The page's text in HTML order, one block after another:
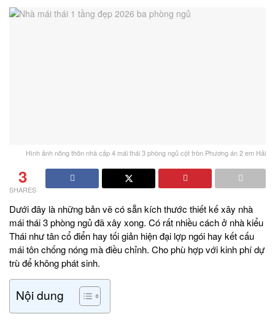
Hình ảnh nông thôn nhà cấp 4 mái thái 3 phòng ngủ cột tròn Phương án 2 em Hải
3
SHARES
Dưới đây là những bản vẽ có sẵn kích thước thiết kế xây nhà
mái thái 3 phòng ngủ đã xây xong. Có rất nhiều cách ở nhà kiểu
Thái như tân cổ điển hay tối giản hiện đại lợp ngói hay kết cấu
mái tôn chống nóng mà điều chỉnh. Cho phù hợp với kinh phí dự
trù để không phát sinh.
Nội dung